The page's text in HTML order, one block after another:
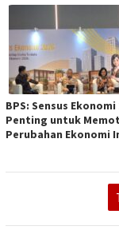
BPS: Sensus Ekonomi
Penting untuk
Perubahan Ekonomi